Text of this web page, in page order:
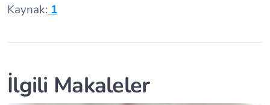
Kaynak: 1
İlgili Makaleler